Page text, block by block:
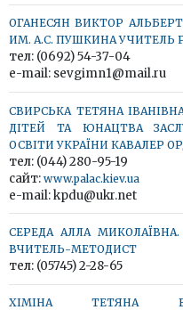
ОГАНЕСЯН ВИКТОР
ИМ. А.С. ПУШКИНА УЧИТЕЛЬ
тел: (0692) 54-37-04
e-mail: sevgimn1@mail.ru
СВИРСЬКА ТЕТЯНА
ДІТЕЙ ТА ЮНАЦТВА
ОСВІТИ УКРАЇНИ КАВАЛЕР
тел: (044) 280-95-19
сайт: www.palac.kiev.ua
e-mail: kpdu@ukr.net
СЕРЕДА АЛЛА МИКОЛАЇВНА.
ВЧИТЕЛЬ-МЕТОДИСТ
тел: (05745) 2-28-65
ХІМІНА ТЕТЯНА